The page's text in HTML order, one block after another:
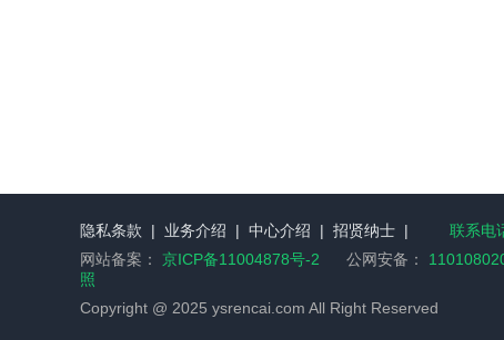
隐私条款 | 业务介绍 | 中心介绍 | 招贤纳士 |
联系电
网站备案： 京ICP备11004878号-2 公网安备：
照
Copyright @ 2025 ysrencai.com All Right Reserved